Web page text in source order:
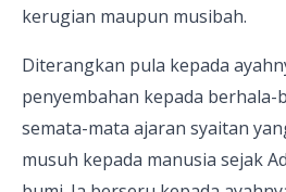
kerugian maupun musibah.
Diterangkan pula kepada
penyembahan kepada berhala-
semata-mata ajaran syaitan
musuh kepada manusia sejak